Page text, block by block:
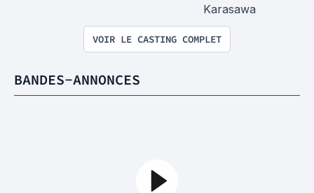
Karasawa
VOIR LE CASTING COMPLET
BANDES-ANNONCES